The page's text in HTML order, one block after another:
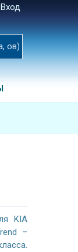
Вход
ов)
KIA
–